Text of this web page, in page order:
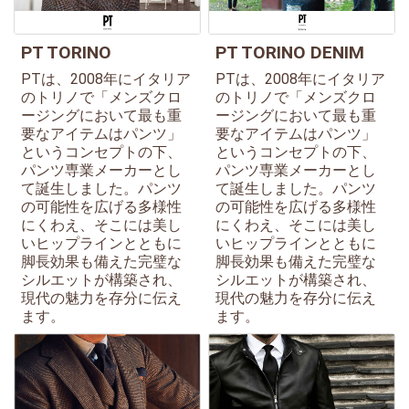
PT TORINO
PTは、2008年にイタリア
のトリノで「メンズクロ
ージングにおいて最も重
要なアイテムはパンツ」
というコンセプトの下、
パンツ専業メーカーとし
て誕生しました。パンツ
の可能性を広げる多様性
にくわえ、そこには美し
いヒップラインとともに
脚長効果も備えた完璧な
シルエットが構築され、
現代の魅力を存分に伝え
ます。
PT TORINO DENIM
PTは、2008年にイタリア
のトリノで「メンズクロ
ージングにおいて最も重
要なアイテムはパンツ」
というコンセプトの下、
パンツ専業メーカーとし
て誕生しました。パンツ
の可能性を広げる多様性
にくわえ、そこには美し
いヒップラインとともに
脚長効果も備えた完璧な
シルエットが構築され、
現代の魅力を存分に伝え
ます。